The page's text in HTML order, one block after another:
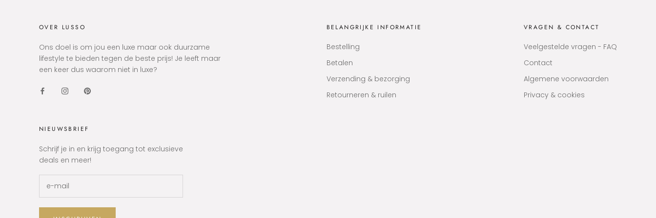
OVER LUSSO
Ons doel is om jou een luxe maar ook duurzame
lifestyle te bieden tegen de beste prijs! Je leeft maar
een keer dus waarom niet in luxe?
BELANGRIJKE INFORMATIE
Bestelling
Betalen
Verzending & bezorging
Retourneren & ruilen
VRAGEN & CONTACT
Veelgestelde vragen - FAQ
Contact
Algemene voorwaarden
Privacy & cookies
NIEUWSBRIEF
Schrijf je in en krijg toegang tot exclusieve
deals en meer!